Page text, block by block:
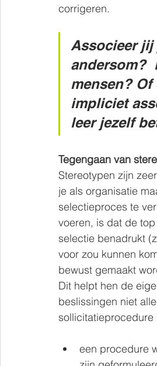
corrigeren.
Associeer
andersom?
mensen?
impliciet
leer jezelf
Tegengaan van
Stereotypen zijn
je als organisatie
selectieproces te
voeren, is dat de
selectie benadrukt
voor zou kunnen
bewust gemaakt
Dit helpt hen de
beslissingen niet
een procedure